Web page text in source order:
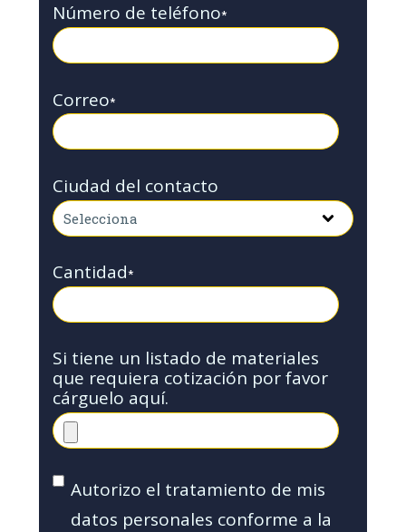
Número de teléfono*
Correo*
Ciudad del contacto
Cantidad*
Si tiene un listado de materiales
que requiera cotización por favor
cárguelo aquí.
Autorizo el tratamiento de mis
datos personales conforme a la